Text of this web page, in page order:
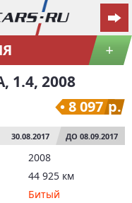
+
1.4, 2008
8 097 р.
30.08.2017 ДО 08.09.2017
2008
44 925 км
Битый